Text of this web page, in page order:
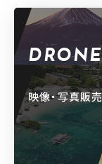
映像・写真販売